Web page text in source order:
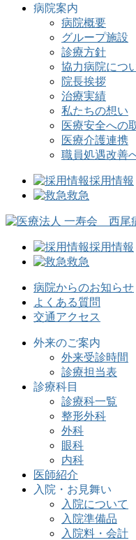
病院案内
病院概要
グループ施設
診療方針
協力病院につ
院長挨拶
治療実績
私たちの想い
医療安全への
医療介護連携
職員処遇改善
採用情報
救急
採用情報
救急
病院からのお知らせ
よくある質問
交通アクセス
外来のご案内
外来受診時間
診療担当表
診療科目
診療科一覧
整形外科
外科
眼科
内科
医師紹介
入院・お見舞い
入院について
入院準備品
入院料・会計